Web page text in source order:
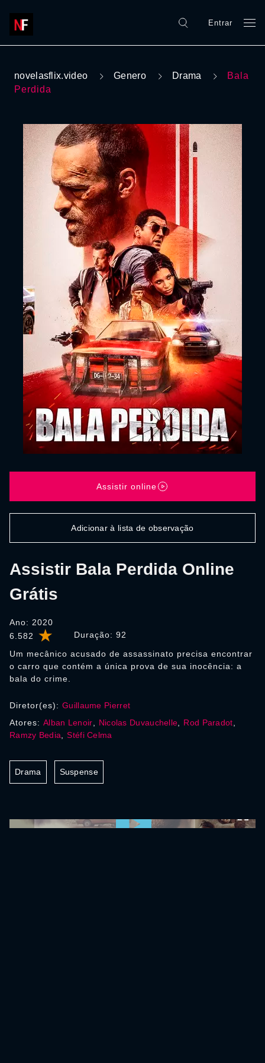
Entrar
novelasflix.video Genero Drama
Bala
Perdida
6.582 Duração: 92
Assistir Bala Perdida Online
Grátis
Ano: 2020
Um mecânico acusado de assassinato precisa encontrar
o carro que contém a única prova de sua inocência: a
bala do crime.
Assistir online
Adicionar à lista de observação
Diretor(es): Guillaume Pierret
Atores: Alban Lenoir Nicolas Duvauchelle Rod Paradot
Ramzy Bedia ,Stéfi Celma
Drama Suspense